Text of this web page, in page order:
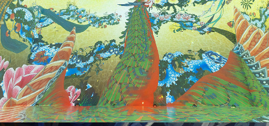
最先端テクノロジーで
様々な文化芸術を保存・継承、
さらに新たな価値を創出し
地域活性化に貢献します。